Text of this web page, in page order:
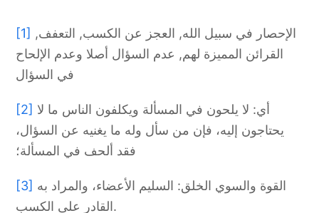
[1]
القرائن المميزة لهم, عدم السؤال أصلا وعدم الإلحاح
في السؤال
[2]
يحتاجون إليه، فإن من سأل وله ما يغنيه عن السؤال،
فقد ألحف في المسألة؛
[3]
القادر على الكسب.